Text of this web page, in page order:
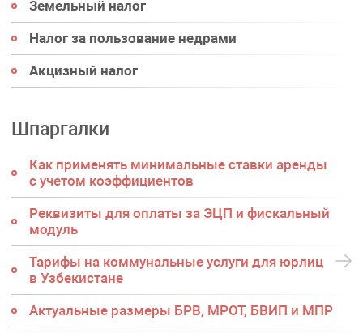
Земельный налог
Налог за пользование недрами
Акцизный налог
Шпаргалки
Как применять минимальные ставки аренды
с учетом коэффициентов
Реквизиты для оплаты за ЭЦП и фискальный
модуль
Тарифы на коммунальные услуги для юрлиц
в Узбекистане
Актуальные размеры БРВ, МРОТ, БВИП и МПР